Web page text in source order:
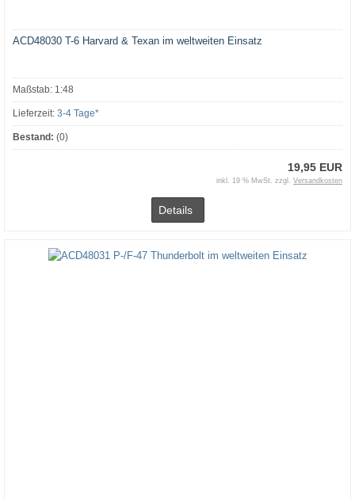
ACD48030 T-6 Harvard & Texan im weltweiten Einsatz
Maßstab: 1:48
Lieferzeit: 3-4 Tage*
Bestand: (0)
19,95 EUR
inkl. 19 % MwSt. zzgl. Versandkosten
Details